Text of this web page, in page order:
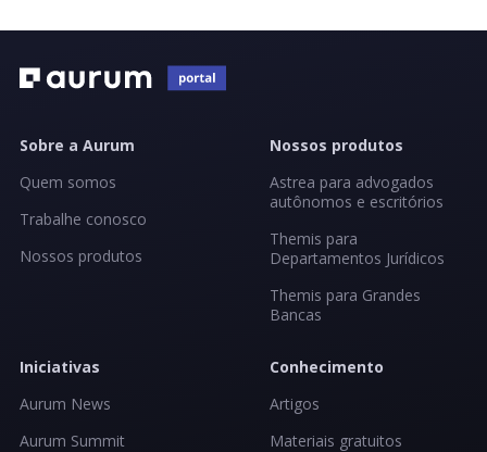
Sobre a Aurum
Quem somos
Trabalhe conosco
Nossos produtos
Nossos produtos
Astrea para advogados
autônomos e escritórios
Themis para
Departamentos Jurídicos
Themis para Grandes
Bancas
Iniciativas
Aurum News
Aurum Summit
Conhecimento
Artigos
Materiais gratuitos